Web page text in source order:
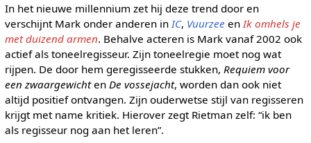
In het nieuwe millennium zet hij deze trend door en
verschijnt Mark onder anderen in IC, Vuurzee en Ik omhels je
met duizend armen. Behalve acteren is Mark vanaf 2002 ook
actief als toneelregisseur. Zijn toneelregie moet nog wat
rijpen. De door hem geregisseerde stukken, Requiem voor
een zwaargewichten De vossejacht, worden dan ook niet
altijd positief ontvangen. Zijn ouderwetse stijl van regisseren
krijgt met name kritiek. Hierover zegt Rietman zelf: “ik ben
als regisseur nog aan het leren”.